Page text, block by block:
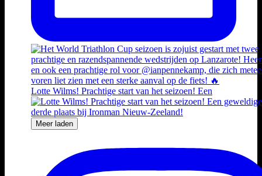
Lotte Wilms! Prachtige start van het seizoen! Een
Meer laden